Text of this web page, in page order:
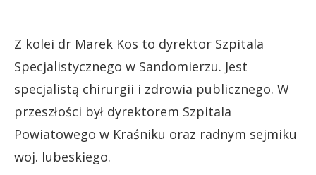
Z kolei dr Marek Kos to dyrektor Szpitala
Specjalistycznego w Sandomierzu. Jest
specjalistą chirurgii i zdrowia publicznego. W
przeszłości był dyrektorem Szpitala
Powiatowego w Kraśniku oraz radnym sejmiku
woj. lubeskiego.